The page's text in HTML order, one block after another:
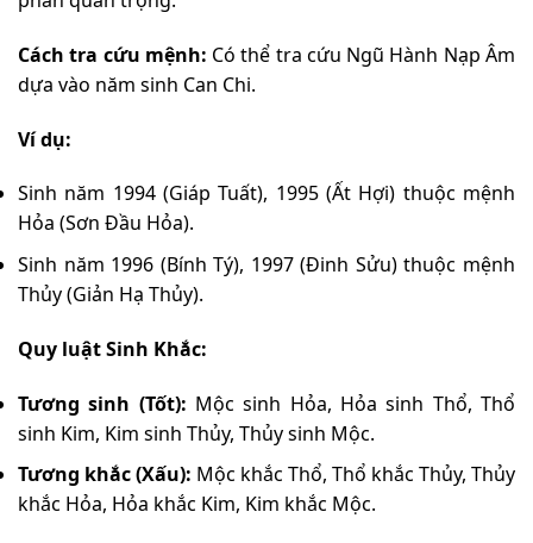
Cách tra cứu mệnh: Có thể tra cứu Ngũ Hành Nạp Âm
dựa vào năm sinh Can Chi.
Ví dụ:
Sinh năm 1994 (Giáp Tuất), 1995 (Ất Hợi) thuộc mệnh
Hỏa (Sơn Đầu Hỏa).
Sinh năm 1996 (Bính Tý), 1997 (Đinh Sửu) thuộc mệnh
Thủy (Giản Hạ Thủy).
Quy luật Sinh Khắc:
Tương sinh (Tốt): Mộc sinh Hỏa, Hỏa sinh Thổ, Thổ
sinh Kim, Kim sinh Thủy, Thủy sinh Mộc.
Tương khắc (Xấu): Mộc khắc Thổ, Thổ khắc Thủy, Thủy
khắc Hỏa, Hỏa khắc Kim, Kim khắc Mộc.